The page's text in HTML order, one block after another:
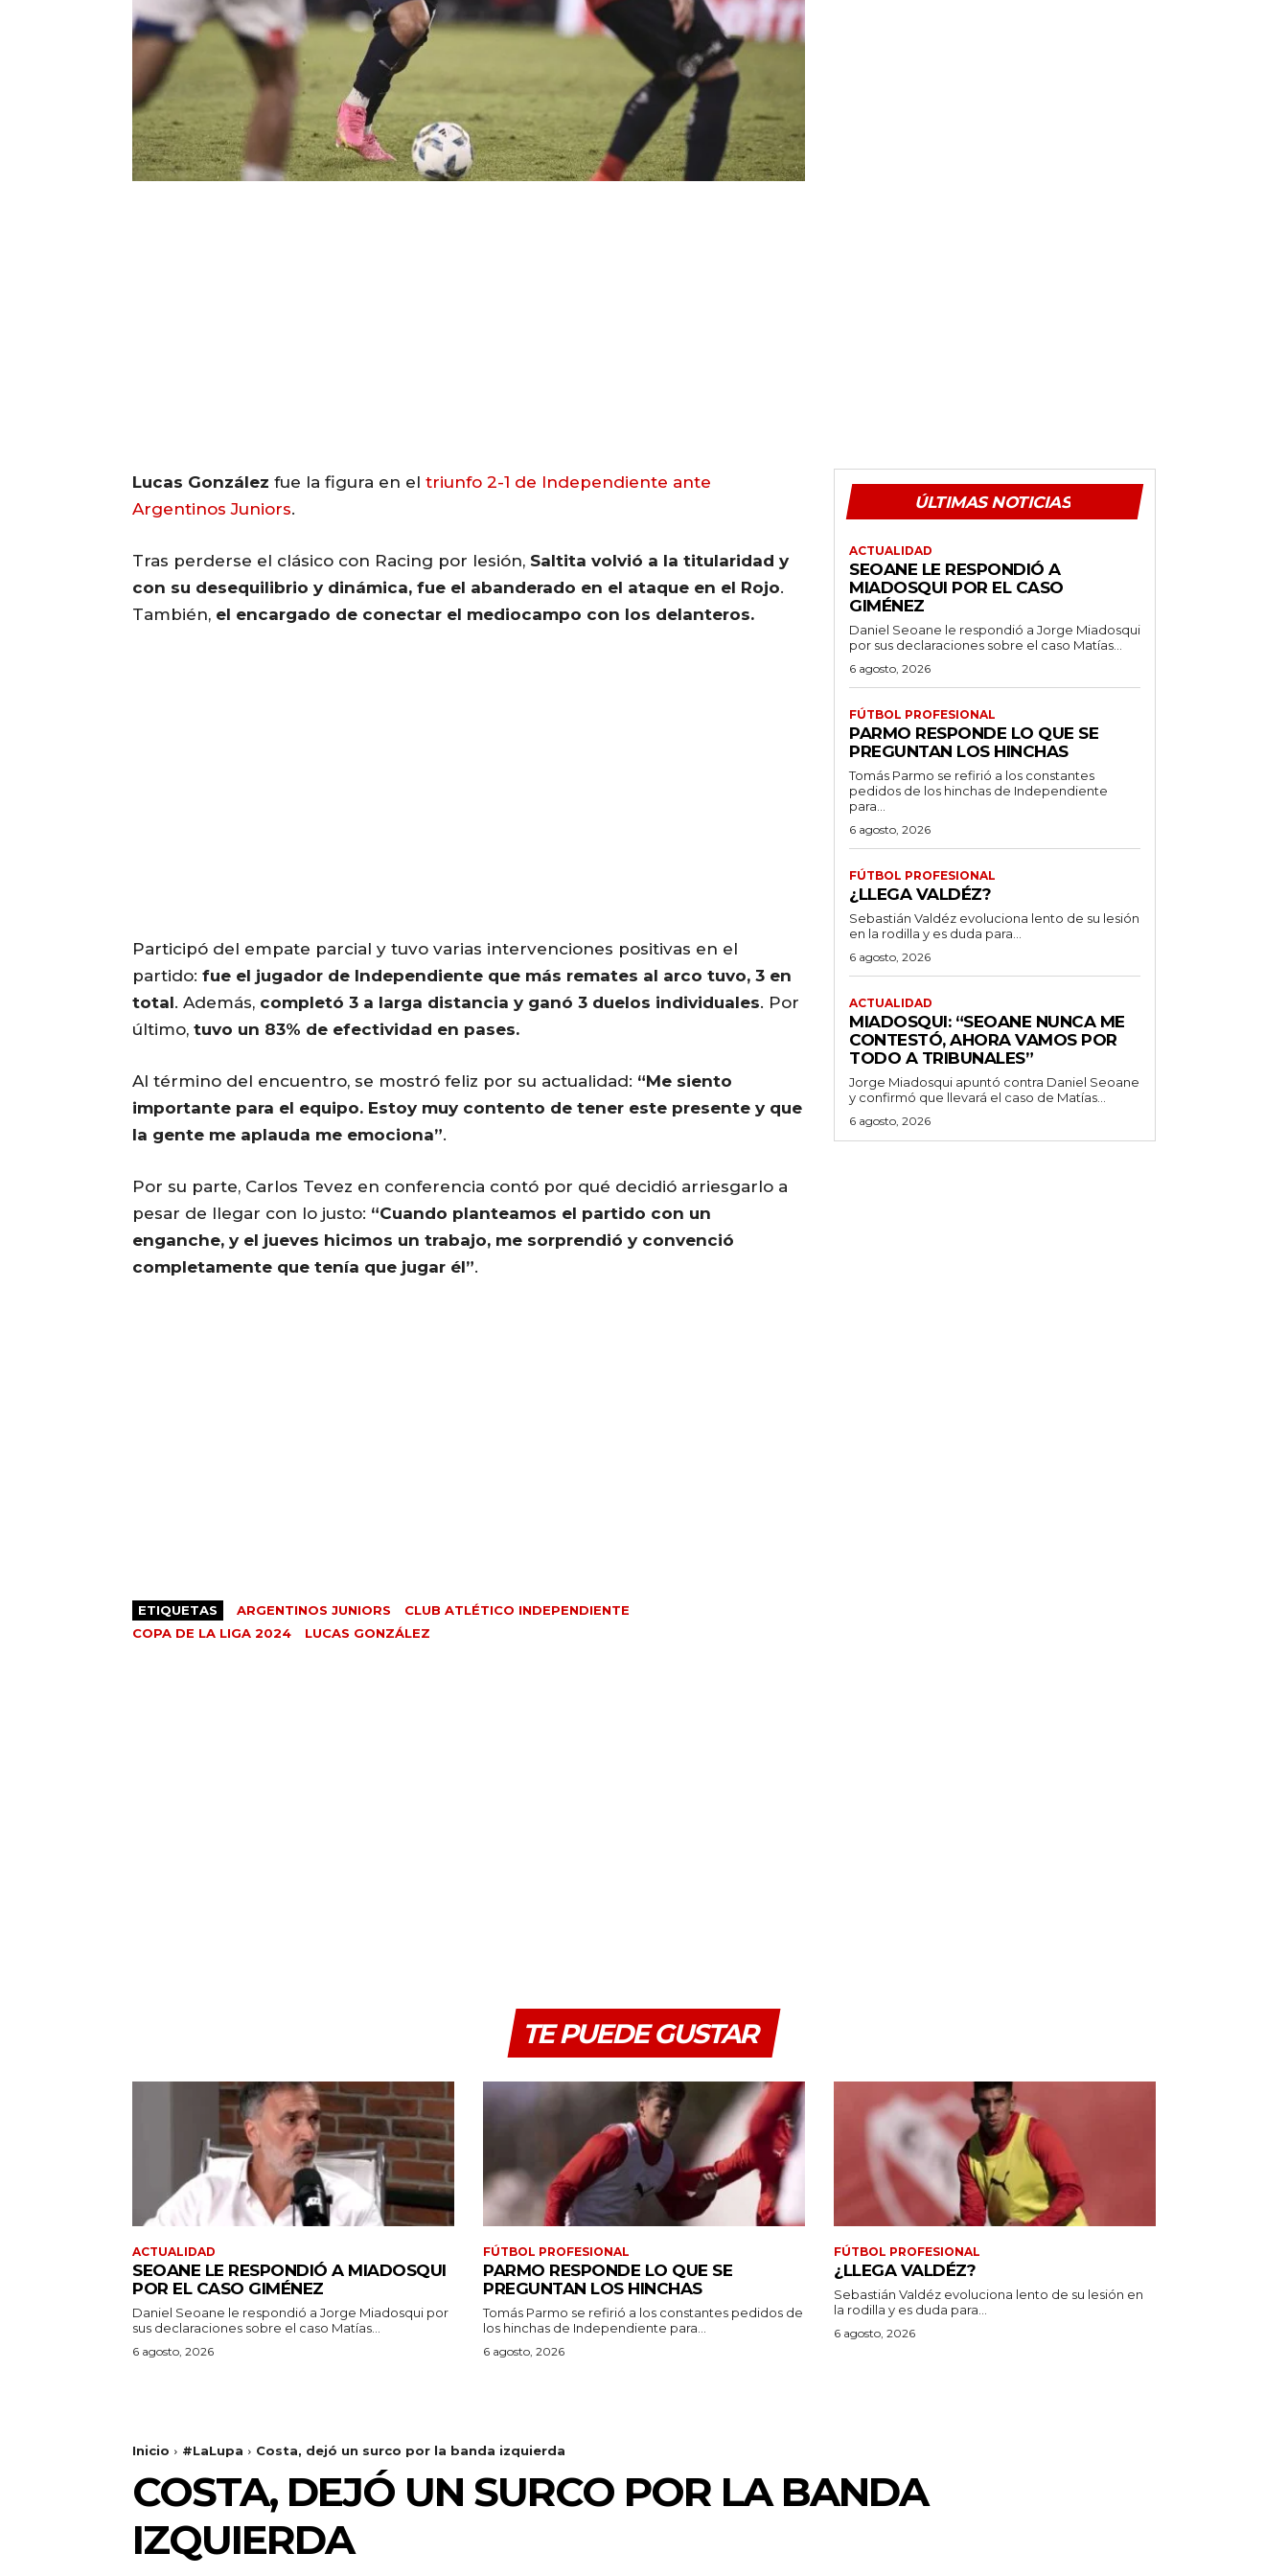
Lucas González fue la figura en el triunfo 2-1 de Independiente ante
Argentinos Juniors.
Tras perderse el clásico con Racing por lesión, Saltita volvió a la titularidad y
con su desequilibrio y dinámica, fue el abanderado en el ataque en el Rojo.
También, el encargado de conectar el mediocampo con los delanteros.
Participó del empate parcial y tuvo varias intervenciones positivas en el
partido: fue el jugador de Independiente que más remates al arco tuvo, 3 en
total. Además, completó 3 a larga distancia y ganó 3 duelos individuales. Por
último, tuvo un 83% de efectividad en pases.
Al término del encuentro, se mostró feliz por su actualidad: “Me siento
importante para el equipo. Estoy muy contento de tener este presente y que
la gente me aplauda me emociona”.
Por su parte, Carlos Tevez en conferencia contó por qué decidió arriesgarlo a
pesar de llegar con lo justo: “Cuando planteamos el partido con un
enganche, y el jueves hicimos un trabajo, me sorprendió y convenció
completamente que tenía que jugar él”.
ETIQUETAS ARGENTINOS JUNIORS
CLUB ATLÉTICO INDEPENDIENTE
COPA DE LA LIGA 2024
LUCAS GONZÁLEZ
ÚLTIMAS NOTICIAS
ACTUALIDAD
SEOANE LE RESPONDIÓ A
MIADOSQUI POR EL CASO
GIMÉNEZ
Daniel Seoane le respondió a Jorge Miadosqui
por sus declaraciones sobre el caso Matías...
6 agosto, 2026
FÚTBOL PROFESIONAL
PARMO RESPONDE LO QUE SE
PREGUNTAN LOS HINCHAS
Tomás Parmo se refirió a los constantes
pedidos de los hinchas de Independiente
para...
6 agosto, 2026
FÚTBOL PROFESIONAL
¿LLEGA VALDÉZ?
Sebastián Valdéz evoluciona lento de su lesión
en la rodilla y es duda para...
6 agosto, 2026
ACTUALIDAD
MIADOSQUI: “SEOANE NUNCA ME
CONTESTÓ, AHORA VAMOS POR
TODO A TRIBUNALES”
Jorge Miadosqui apuntó contra Daniel Seoane
y confirmó que llevará el caso de Matías...
6 agosto, 2026
TE PUEDE GUSTAR
ACTUALIDAD
SEOANE LE RESPONDIÓ A MIADOSQUI
POR EL CASO GIMÉNEZ
Daniel Seoane le respondió a Jorge Miadosqui por
sus declaraciones sobre el caso Matías...
6 agosto, 2026
FÚTBOL PROFESIONAL
PARMO RESPONDE LO QUE SE
PREGUNTAN LOS HINCHAS
Tomás Parmo se refirió a los constantes pedidos de
los hinchas de Independiente para...
6 agosto, 2026
FÚTBOL PROFESIONAL
¿LLEGA VALDÉZ?
Sebastián Valdéz evoluciona lento de su lesión en
la rodilla y es duda para...
6 agosto, 2026